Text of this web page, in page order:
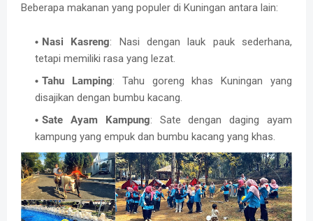
Beberapa makanan yang populer di Kuningan antara lain:
Nasi Kasreng: Nasi dengan lauk pauk sederhana,
tetapi memiliki rasa yang lezat.
Tahu Lamping: Tahu goreng khas Kuningan yang
disajikan dengan bumbu kacang.
Sate Ayam Kampung: Sate dengan daging ayam
kampung yang empuk dan bumbu kacang yang khas.